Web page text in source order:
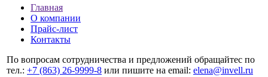
Главная
О компании
Прайс-лист
Контакты
По вопросам сотрудничества и предложений обращайтес по
тел.: +7 (863) 26‐9999‐8 или пишите на email: elena@invell.ru